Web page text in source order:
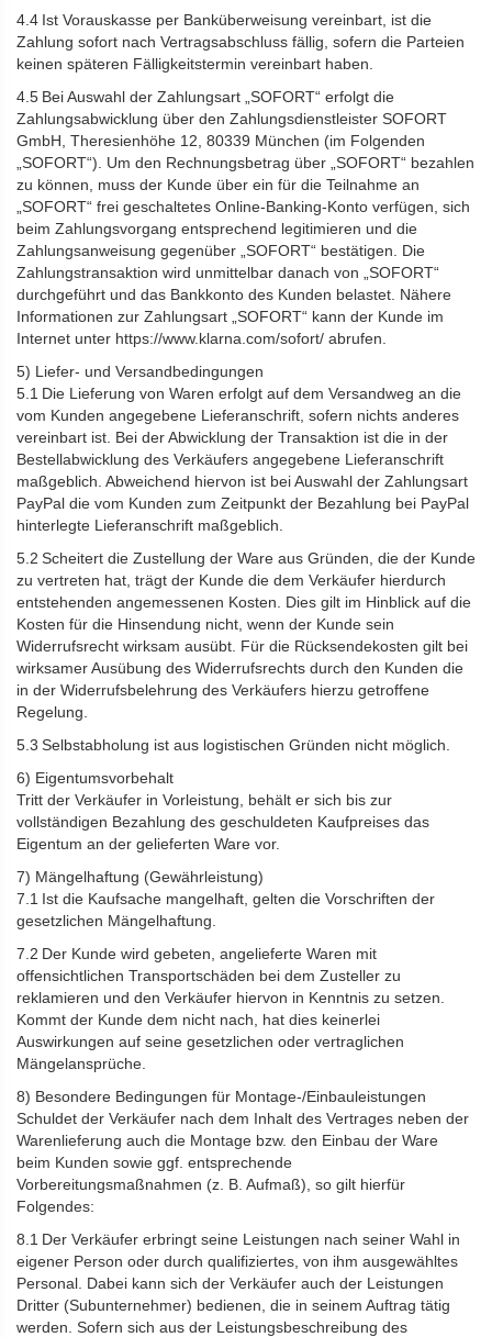
4.4 Ist Vorauskasse per Banküberweisung vereinbart, ist die
Zahlung sofort nach Vertragsabschluss fällig, sofern die Parteien
keinen späteren Fälligkeitstermin vereinbart haben.
4.5 Bei Auswahl der Zahlungsart „SOFORT“ erfolgt die
Zahlungsabwicklung über den Zahlungsdienstleister SOFORT
GmbH, Theresienhöhe 12, 80339 München (im Folgenden
„SOFORT“). Um den Rechnungsbetrag über „SOFORT“ bezahlen
zu können, muss der Kunde über ein für die Teilnahme an
„SOFORT“ frei geschaltetes Online-Banking-Konto verfügen, sich
beim Zahlungsvorgang entsprechend legitimieren und die
Zahlungsanweisung gegenüber „SOFORT“ bestätigen. Die
Zahlungstransaktion wird unmittelbar danach von „SOFORT“
durchgeführt und das Bankkonto des Kunden belastet. Nähere
Informationen zur Zahlungsart „SOFORT“ kann der Kunde im
Internet unter https://www.klarna.com/sofort/ abrufen.
5) Liefer- und Versandbedingungen
5.1 Die Lieferung von Waren erfolgt auf dem Versandweg an die
vom Kunden angegebene Lieferanschrift, sofern nichts anderes
vereinbart ist. Bei der Abwicklung der Transaktion ist die in der
Bestellabwicklung des Verkäufers angegebene Lieferanschrift
maßgeblich. Abweichend hiervon ist bei Auswahl der Zahlungsart
PayPal die vom Kunden zum Zeitpunkt der Bezahlung bei PayPal
hinterlegte Lieferanschrift maßgeblich.
5.2 Scheitert die Zustellung der Ware aus Gründen, die der Kunde
zu vertreten hat, trägt der Kunde die dem Verkäufer hierdurch
entstehenden angemessenen Kosten. Dies gilt im Hinblick auf die
Kosten für die Hinsendung nicht, wenn der Kunde sein
Widerrufsrecht wirksam ausübt. Für die Rücksendekosten gilt bei
wirksamer Ausübung des Widerrufsrechts durch den Kunden die
in der Widerrufsbelehrung des Verkäufers hierzu getroffene
Regelung.
5.3 Selbstabholung ist aus logistischen Gründen nicht möglich.
6) Eigentumsvorbehalt
Tritt der Verkäufer in Vorleistung, behält er sich bis zur
vollständigen Bezahlung des geschuldeten Kaufpreises das
Eigentum an der gelieferten Ware vor.
7) Mängelhaftung (Gewährleistung)
7.1 Ist die Kaufsache mangelhaft, gelten die Vorschriften der
gesetzlichen Mängelhaftung.
7.2 Der Kunde wird gebeten, angelieferte Waren mit
offensichtlichen Transportschäden bei dem Zusteller zu
reklamieren und den Verkäufer hiervon in Kenntnis zu setzen.
Kommt der Kunde dem nicht nach, hat dies keinerlei
Auswirkungen auf seine gesetzlichen oder vertraglichen
Mängelansprüche.
8) Besondere Bedingungen für Montage-/Einbauleistungen
Schuldet der Verkäufer nach dem Inhalt des Vertrages neben der
Warenlieferung auch die Montage bzw. den Einbau der Ware
beim Kunden sowie ggf. entsprechende
Vorbereitungsmaßnahmen (z. B. Aufmaß), so gilt hierfür
Folgendes:
8.1 Der Verkäufer erbringt seine Leistungen nach seiner Wahl in
eigener Person oder durch qualifiziertes, von ihm ausgewähltes
Personal. Dabei kann sich der Verkäufer auch der Leistungen
Dritter (Subunternehmer) bedienen, die in seinem Auftrag tätig
werden. Sofern sich aus der Leistungsbeschreibung des